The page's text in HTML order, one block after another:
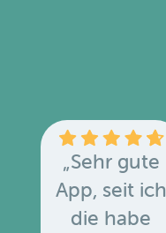
„Sehr gute
App, seit ich
die habe